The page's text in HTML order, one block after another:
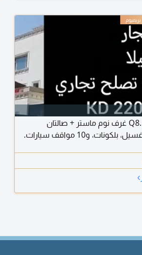
للإيجار فيلا فاخرة في أبو فطيرة، Q8. 6 غرف نوم ماستر + صالتان
واسعتان، حوش مع مسبح، غرفة غسيل، بلكونات، و10 مواقف سيارات.
›